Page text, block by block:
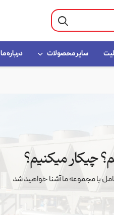
سایر محصولات درباره ما
چیکار میکنیم؟
با مجموعه ما آشنا خواهید شد